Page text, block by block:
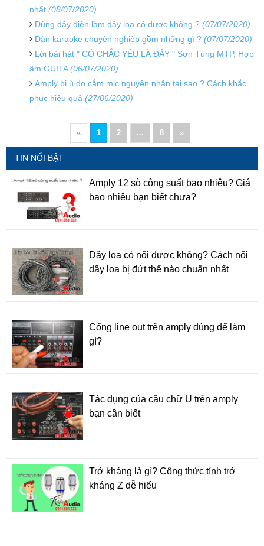
nhất (08/07/2020)
Dùng dây điện làm dây loa có được không ? (07/07/2020)
Dàn karaoke chuyên nghiệp gồm những gì ? (07/07/2020)
Lời bài hát " CÓ CHẮC YÊU LÀ ĐÂY " Sơn Tùng MTP, Hợp
âm GUITA(06/07/2020)
Amply bị ù do cắm mic nguyên nhân tại sao ? Cách khắc
phục hiệu quả (27/06/2020)
« 1 2 ... 8 »
TIN NỔI BẬT
Amply 12 sò công suất bao nhiêu? Giá
bao nhiêu bạn biết chưa?
Dây loa có nối được không? Cách nối
dây loa bị đứt thế nào chuẩn nhất
Cổng line out trên amply dùng để làm
gì?
Tác dụng của cầu chữ U trên amply
bạn cần biết
Trở kháng là gì? Công thức tính trở
kháng Z dễ hiểu